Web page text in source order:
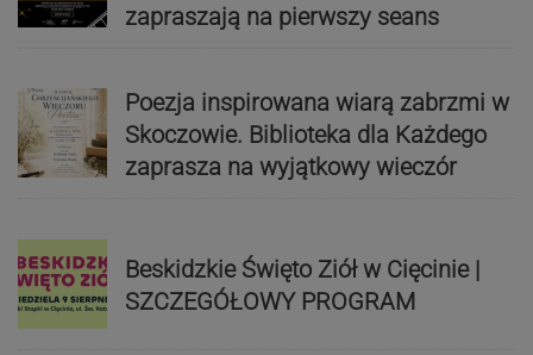
zapraszają na pierwszy seans
Poezja inspirowana wiarą zabrzmi w
Skoczowie. Biblioteka dla Każdego
zaprasza na wyjątkowy wieczór
Beskidzkie Święto Ziół w Cięcinie |
SZCZEGÓŁOWY PROGRAM